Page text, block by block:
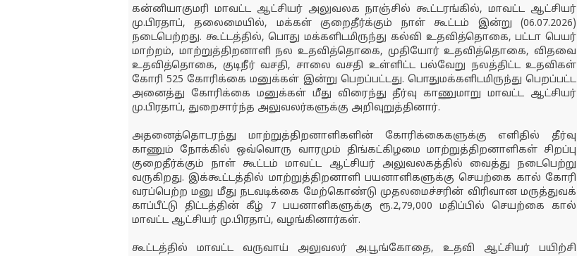
கன்னியாகுமரி மாவட்ட ஆட்சியர் அலுவலக நாஞ்சில் கூட்டரங்கில், மாவட்ட ஆட்சியர்
மு.பிரதாப், தலைமையில், மக்கள் குறைதீர்க்கும் நாள் கூட்டம் இன்று (06.07.2026)
நடைபெற்றது. கூட்டத்தில், பொது மக்களிடமிருந்து கல்வி உதவித்தொகை, பட்டா பெயர்
மாற்றம், மாற்றுத்திறனாளி நல உதவித்தொகை, முதியோர் உதவித்தொகை, விதவை
உதவித்தொகை, குடிநீர் வசதி, சாலை வசதி உள்ளிட்ட பல்வேறு நலத்திட்ட உதவிகள்
கோரி 525 கோரிக்கை மனுக்கள் இன்று பெறப்பட்டது. பொதுமக்களிடமிருந்து பெறப்பட்ட
அனைத்து கோரிக்கை மனுக்கள் மீது விரைந்து தீர்வு காணுமாறு மாவட்ட ஆட்சியர்
மு.பிரதாப், துறைசார்ந்த அலுவலர்களுக்கு அறிவுறுத்தினார்.
அதனைத்தொடரந்து மாற்றுத்திறனாளிகளின் கோரிக்கைகளுக்கு எளிதில் தீர்வு
காணும் நோக்கில் ஒவ்வொரு வாரமும் திங்கட்கிழமை மாற்றுத்திறனாளிகள் சிறப்பு
குறைதீர்க்கும் நாள் கூட்டம் மாவட்ட ஆட்சியர் அலுவலகத்தில் வைத்து நடைபெற்று
வருகிறது. இக்கூட்டத்தில் மாற்றுத்திறனாளி பயனாளிகளுக்கு செயற்கை கால் கோரி
வரப்பெற்ற மனு மீது நடவடிக்கை மேற்கொண்டு முதலமைச்சரின் விரிவான மருத்துவக்
காப்பீட்டு திட்டத்தின் கீழ் 7 பயனாளிகளுக்கு ரூ.2,79,000 மதிப்பில் செயற்கை கால்
மாவட்ட ஆட்சியர் மு.பிரதாப், வழங்கினார்கள்.
கூட்டத்தில் மாவட்ட வருவாய் அலுவலர் அ.பூங்கோதை, உதவி ஆட்சியர் பயிற்சி